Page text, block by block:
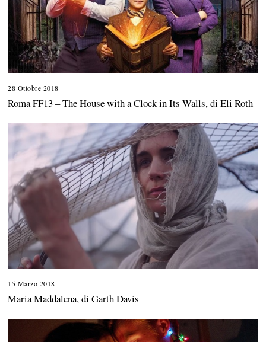
28 Ottobre 2018
M
r
0
2
0
Roma FF13 – The House with a Clock in Its Walls, di Eli Roth
15 Marzo 2018
t
o
b
Maria Maddalena, di Garth Davis